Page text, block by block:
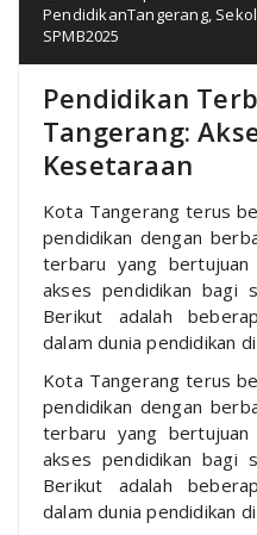
PendidikanTangerang,
SPMB2025
Pendidikan
Tangerang:
Kesetaraan
Kota Tangerang terus
pendidikan dengan
terbaru yang bertujuan
akses pendidikan bagi
Berikut adalah
dalam dunia pendidikan
Kota Tangerang terus
pendidikan dengan
terbaru yang bertujuan
akses pendidikan bagi
Berikut adalah
dalam dunia pendidikan